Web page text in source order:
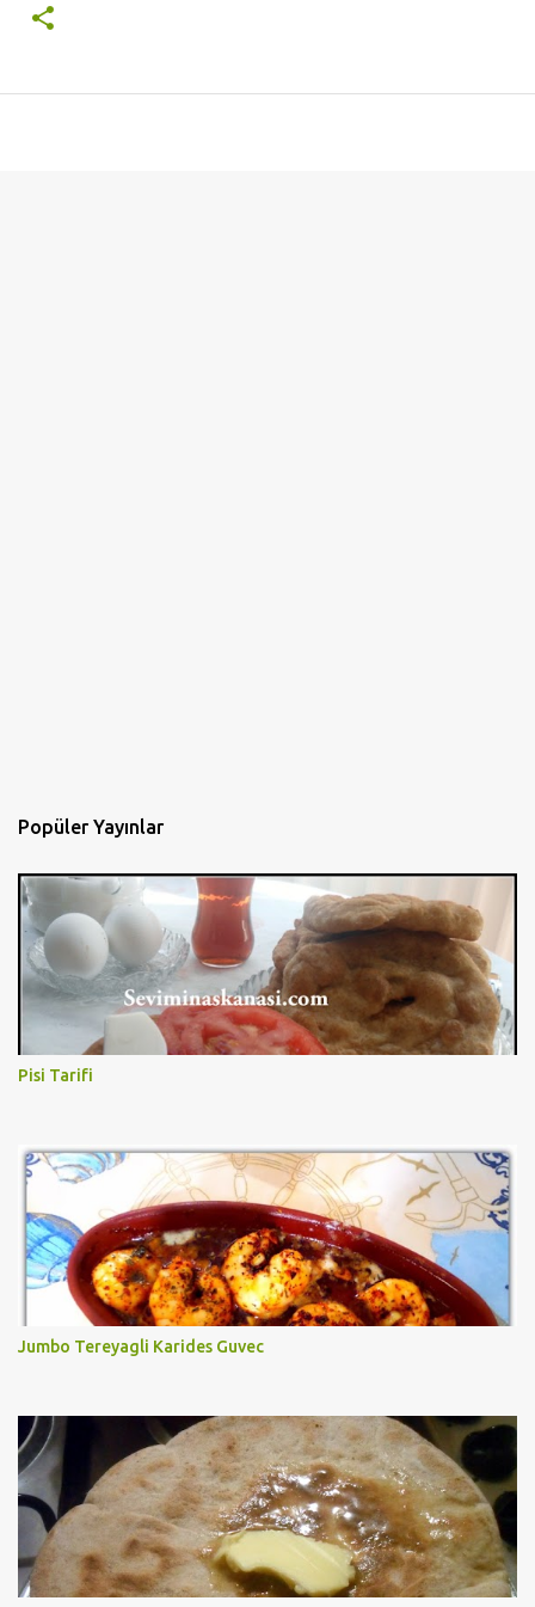
Popüler Yayınlar
Pisi Tarifi
Jumbo Tereyagli Karides Guvec